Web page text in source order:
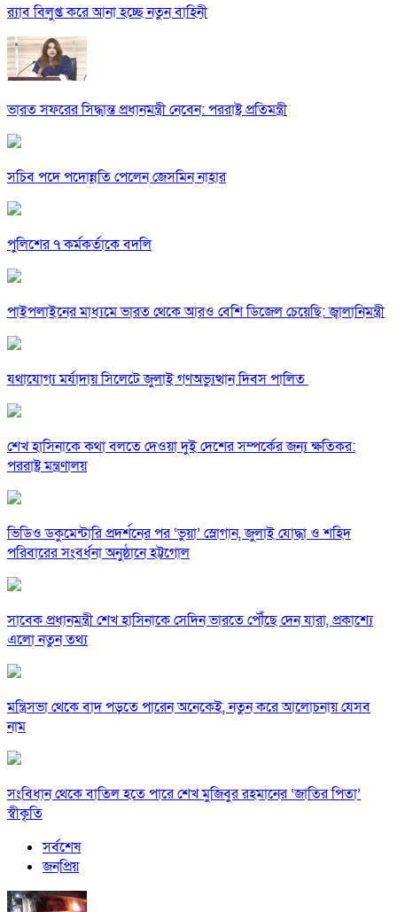
র‍্যাব বিলুপ্ত করে আনা হচ্ছে নতুন বাহিনী
ভারত সফরের সিদ্ধান্ত প্রধানমন্ত্রী নেবেন: পররাষ্ট্র প্রতিমন্ত্রী
সচিব পদে পদোন্নতি পেলেন জেসমিন নাহার
পুলিশের ৭ কর্মকর্তাকে বদলি
পাইপলাইনের মাধ্যমে ভারত থেকে আরও বেশি ডিজেল চেয়েছি: জ্বালানিমন্ত্রী
যথাযোগ্য মর্যাদায় সিলেটে জুলাই গণঅভ্যুত্থান দিবস পালিত
শেখ হাসিনাকে কথা বলতে দেওয়া দুই দেশের সম্পর্কের জন্য ক্ষতিকর:
পররাষ্ট্র মন্ত্রণালয়
ভিডিও ডকুমেন্টারি প্রদর্শনের পর ‘ভুয়া’ স্লোগান, জুলাই যোদ্ধা ও শহিদ
পরিবারের সংবর্ধনা অনুষ্ঠানে হট্টগোল
সাবেক প্রধানমন্ত্রী শেখ হাসিনাকে সেদিন ভারতে পৌঁছে দেন যারা, প্রকাশ্যে
এলো নতুন তথ্য
মন্ত্রিসভা থেকে বাদ পড়তে পারেন অনেকেই, নতুন করে আলোচনায় যেসব
নাম
সংবিধান থেকে বাতিল হতে পারে শেখ মুজিবুর রহমানের ‘জাতির পিতা’
স্বীকৃতি
সর্বশেষ
জনপ্রিয়